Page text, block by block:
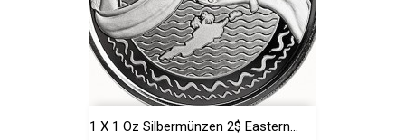
1 X 1 Oz Silbermünzen 2$ Eastern...